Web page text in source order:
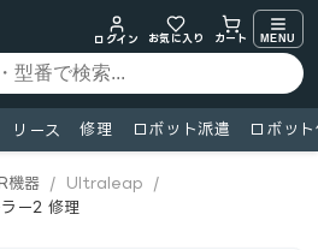
ログイン
お気に入り カート MENU
リース 修理 ロボット派遣 ロボッ
機器 / Ultraleap
/
ー2 修理